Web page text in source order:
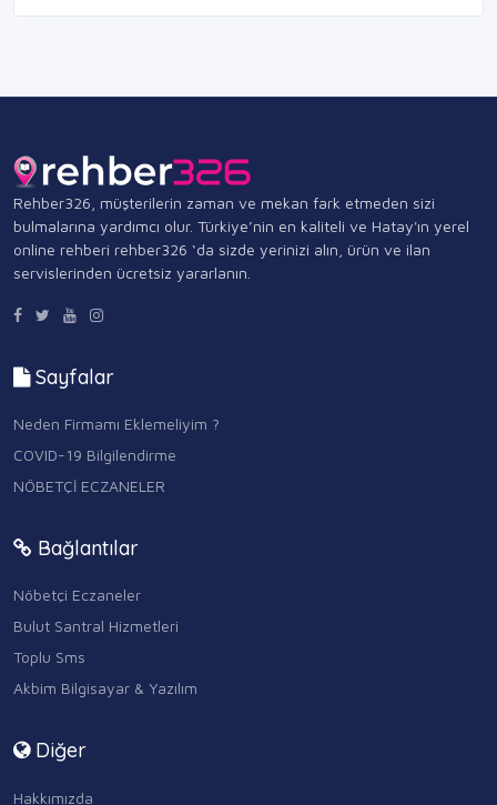
Rehber326, müşterilerin zaman ve mekan fark etmeden sizi
bulmalarına yardımcı olur. Türkiye’nin en kaliteli ve Hatay'ın yerel
online rehberi rehber326 ‘da sizde yerinizi alın, ürün ve ilan
servislerinden ücretsiz yararlanın.
Sayfalar
Neden Firmamı Eklemeliyim ?
COVID-19 Bilgilendirme
NÖBETÇİ ECZANELER
Bağlantılar
Nöbetçi Eczaneler
Bulut Santral Hizmetleri
Toplu Sms
Akbim Bilgisayar & Yazılım
Diğer
Hakkımızda